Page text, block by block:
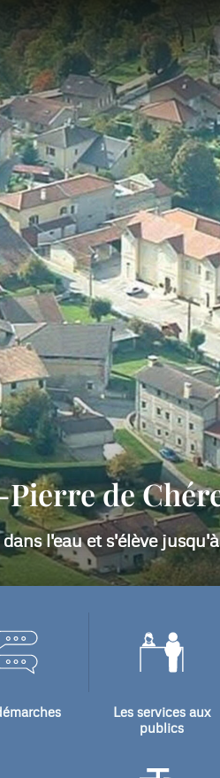
changé , voici les
cherennes.fr
cherennes.fr
Les services aux
publics